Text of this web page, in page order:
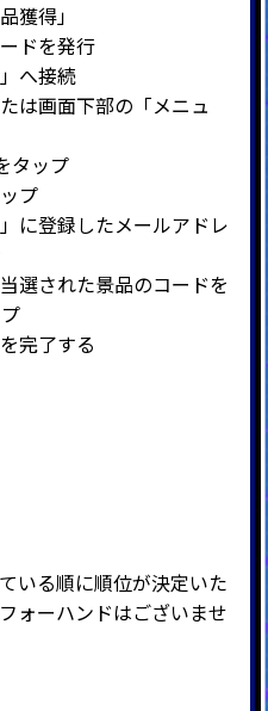
獲得」
ドを発行
へ接続
は画面下部の「メニュ
タップ
プ
に登録したメールアドレ
選された景品のコードを
完了する
いる順に順位が決定いた
ォーハンドはございませ